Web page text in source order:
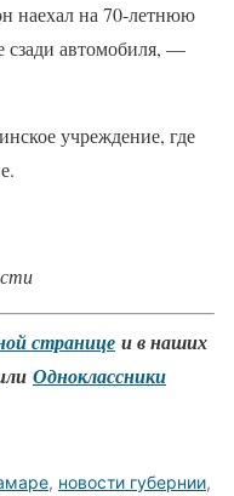
наехал на 70-летнюю
сзади автомобиля, —
учреждение, где
странице и в наших
Одноклассники
, новости губернии,